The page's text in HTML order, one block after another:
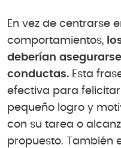
En vez de centrarse
comportamientos,
deberían
conductas. Esta
efectiva para
pequeño logro y
con su tarea o
propuesto. También